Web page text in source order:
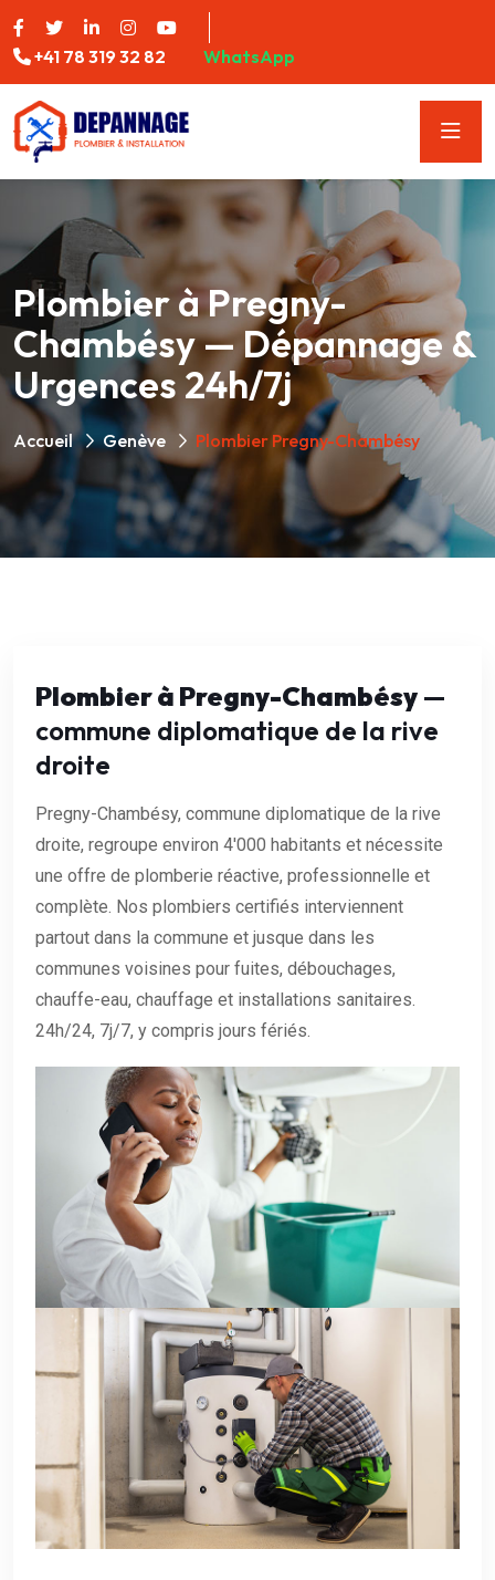
+41 78 319 32 82 WhatsApp
Plombier à Pregny-
Chambésy — Dépannage &
Urgences 24h/7j
Accueil Genève Plombier Pregny-Chambésy
Plombier à Pregny-Chambésy —
commune diplomatique de la rive
droite
Pregny-Chambésy, commune diplomatique de la rive
droite, regroupe environ 4'000 habitants et nécessite
une offre de plomberie réactive, professionnelle et
complète. Nos plombiers certifiés interviennent
partout dans la commune et jusque dans les
communes voisines pour fuites, débouchages,
chauffe-eau, chauffage et installations sanitaires.
24h/24, 7j/7, y compris jours fériés.